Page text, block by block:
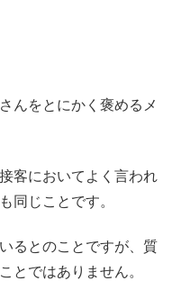
んをとにかく褒めるメ
客においてよく言われ
同じことです。
るとのことですが、質
とではありません。